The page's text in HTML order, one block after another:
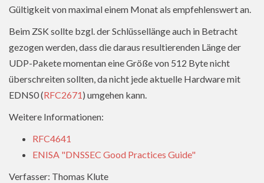
Gültigkeit von maximal einem Monat als empfehlenswert an.
Beim ZSK sollte bzgl. der Schlüssellänge auch in Betracht
gezogen werden, dass die daraus resultierenden Länge der
UDP-Pakete momentan eine Größe von 512 Byte nicht
überschreiten sollten, da nicht jede aktuelle Hardware mit
EDNS0 (RFC2671) umgehen kann.
Weitere Informationen:
RFC4641
ENISA "DNSSEC Good Practices Guide"
Verfasser: Thomas Klute